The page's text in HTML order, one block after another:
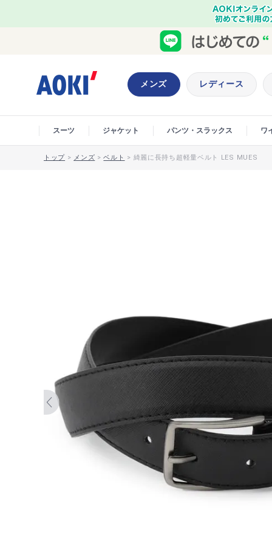
メンズ レディース
スーツ ジャケット パンツ・スラックス ワ
トップ > メンズ >ベルト > 綺麗に長持ち超軽量ベルト LES MUES